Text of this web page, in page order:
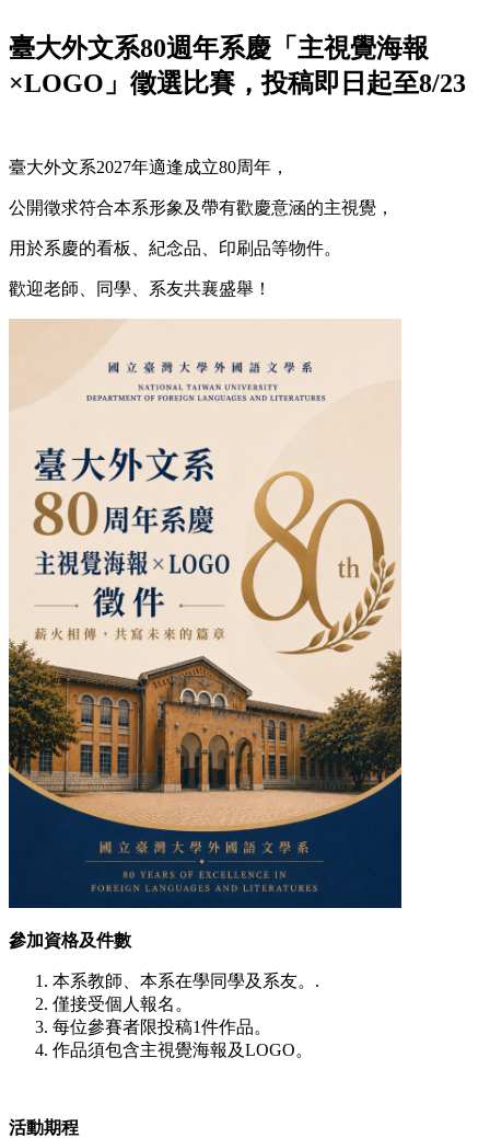
臺大外文系80週年系慶「主視覺海報
×LOGO」徵選比賽，投稿即日起至8/23
臺大外文系2027年適逢成立80周年，
公開徵求符合本系形象及帶有歡慶意涵的主視覺，
用於系慶的看板、紀念品、印刷品等物件。
歡迎老師、同學、系友共襄盛舉！
參加資格及件數
本系教師、本系在學同學及系友。.
僅接受個人報名。
每位參賽者限投稿1件作品。
作品須包含主視覺海報及LOGO。
活動期程